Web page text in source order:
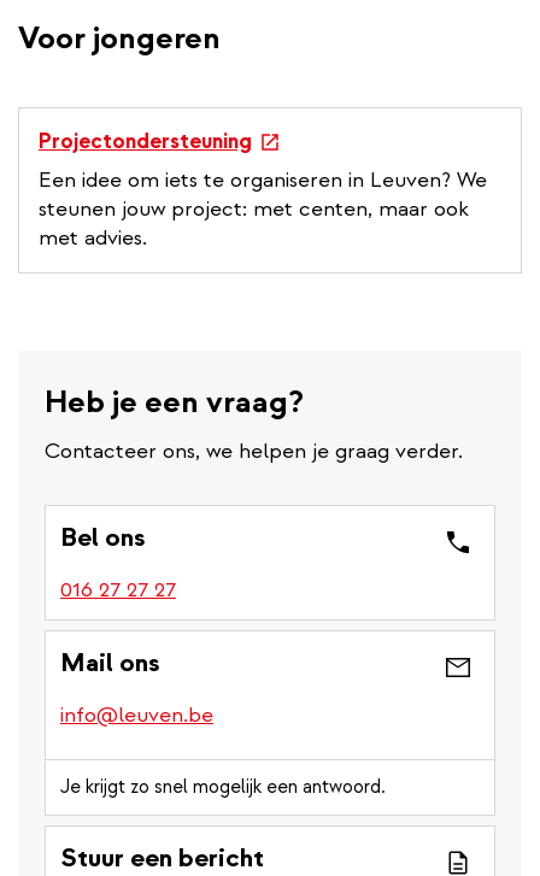
Voor jongeren
Projectondersteuning
e
x
k
Een idee om iets te organiseren in Leuven? We
steunen jouw project: met centen, maar ook
met advies.
Heb je een vraag?
Contacteer ons, we helpen je graag verder.
Bel ons
016 27 27 27
Mail ons
info@leuven.be
Je krijgt zo snel mogelijk een antwoord.
Stuur een bericht